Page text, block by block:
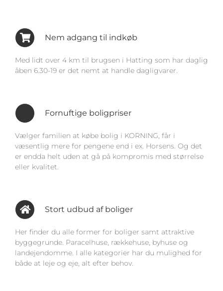
Nem adgang til indkøb
Med lidt over 4 km til brugsen i Hatting som har daglig
åben 6.30-19 er det nemt at handle dagligvarer.
Fornuftige boligpriser
Vælger familien at købe bolig i KORNING, får i
væsentlig mere for pengene end i ex. Horsens. Og det
er endda helt uden at gå på kompromis med størrelse
eller kvalitet.
Stort udbud af boliger
Her finder du alle former for boliger samt attraktive
byggegrunde. Paracelhuse, rækkehuse, byhuse og
landejendomme. I alle kategorier har du mulighed for
både at leje og eje, alt efter behov.